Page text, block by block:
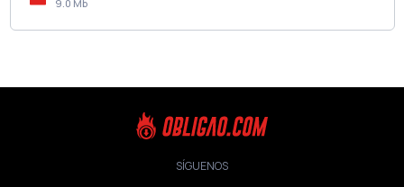
9.0 Mb
SÍGUENOS